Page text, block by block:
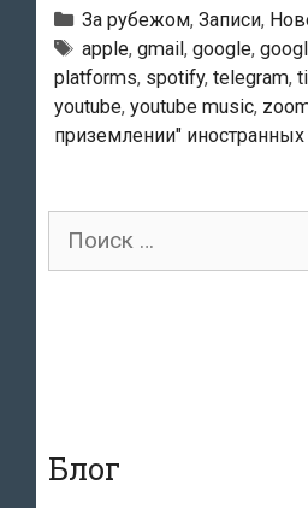
иностранных
IT-
компаний
вступил
силу
Рубрики
За рубежом, Записи,
Тэги
apple, gmail, google,
platforms, spotify, telegram,
youtube, youtube music,
приземлении"
Поиск
Блог